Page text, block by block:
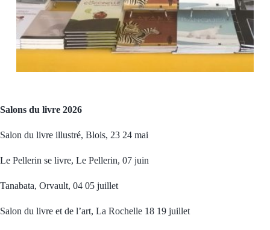
Salons du livre 2026
Salon du livre illustré, Blois, 23 24 mai
Le Pellerin se livre, Le Pellerin, 07 juin
Tanabata, Orvault, 04 05 juillet
Salon du livre et de l’art, La Rochelle 18 19 juillet